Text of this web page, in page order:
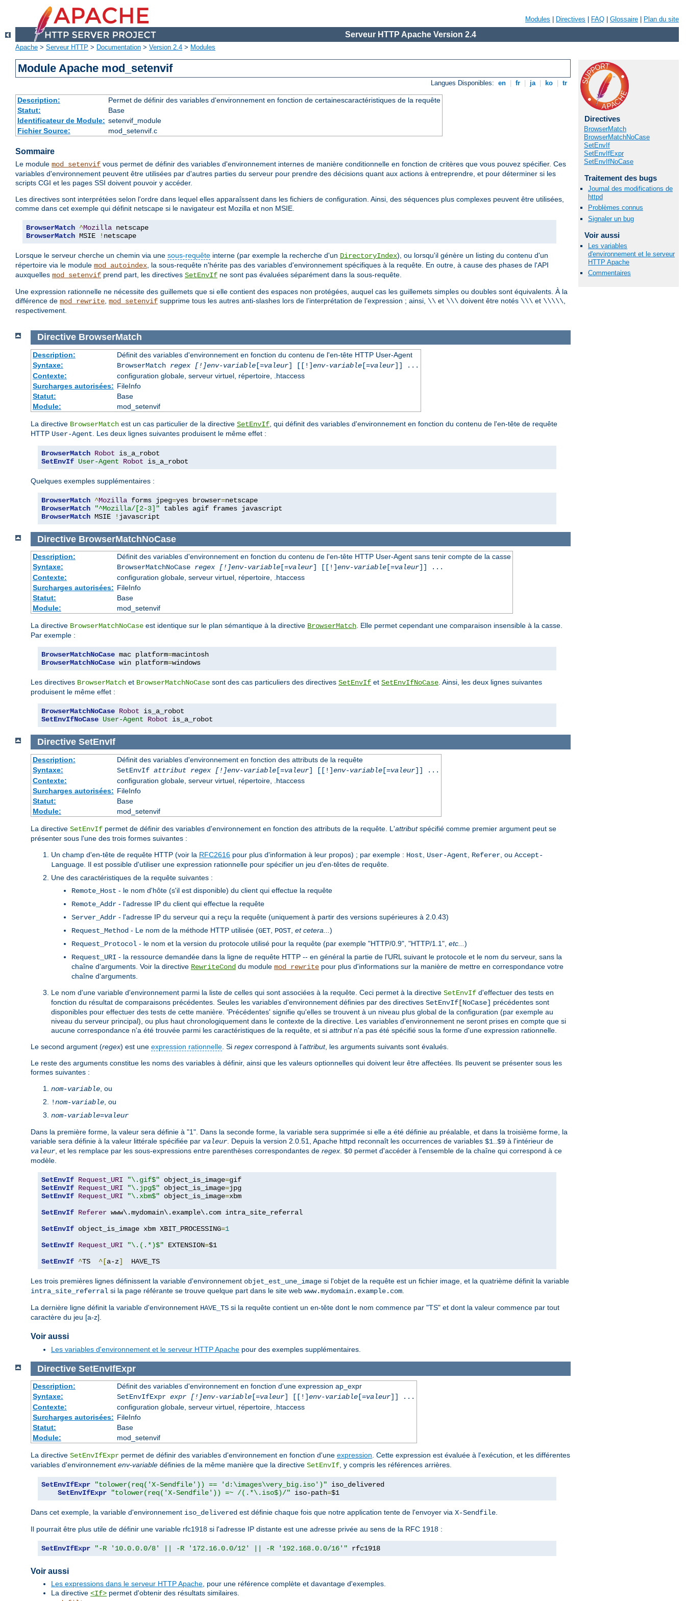
Modules Directives FAQ Glossaire Plan du site
Serveur HTTP Apache Version 2.4
Apache > Serveur HTTP > Documentation > Version 2.4 > Modules
Module Apache mod_setenvif
Langues Disponibles: en fr ja ko tr
Description:
Permet de définir des variables d'environnement en fonction de certainescaractéristiques de la requête
Statut:
Base
Identificateur de Module: setenvif_module
Fichier Source:
mod_setenvif.c
Sommaire
Le module mod_setenvif vous permet de définir des variables d'environnement internes de manière conditionnelle en fonction de critères que vous pouvez spécifier. Ces
variables d'environnement peuvent être utilisées par d'autres parties du serveur pour prendre des décisions quant aux actions à entreprendre, et pour déterminer si les
scripts CGI et les pages SSI doivent pouvoir y accéder.
Les directives sont interprétées selon l'ordre dans lequel elles apparaîssent dans les fichiers de configuration. Ainsi, des séquences plus complexes peuvent être utilisées,
comme dans cet exemple qui définit netscape si le navigateur est Mozilla et non MSIE.
BrowserMatch ^Mozilla
BrowserMatch MSIE ! netscape
Lorsque le serveur cherche un chemin via une sous-requête interne (par exemple la recherche d'un DirectoryIndex), ou lorsqu'il génère un listing du contenu d'un
répertoire via le module mod_autoindex, la sous-requête n'hérite pas des variables d'environnement spécifiques à la requête. En outre, à cause des phases de l'API
auxquelles mod_setenvif prend part, les directives SetEnvIf ne sont pas évaluées séparément dans la sous-requête.
Une expression rationnelle ne nécessite des guillemets que si elle contient des espaces non protégées, auquel cas les guillemets simples ou doubles sont équivalents. À la
différence de mod_rewrite, mod_setenvif supprime tous les autres anti-slashes lors de l’interprétation de l’expression ; ainsi, \\ et \\\ doivent être notés \\\ et \\\\\,
respectivement.
Directives
BrowserMatch
BrowserMatchNoCase
SetEnvIf
SetEnvIfExpr
SetEnvIfNoCase
Traitement des bugs
Journal des modifications de
httpd
Problèmes connus
Signaler un bug
Voir aussi
Les variables
d'environnement et le serveur
HTTP Apache
Commentaires
Directive BrowserMatch
Description:
Définit des variables d'environnement en fonction du contenu de l'en-tête HTTP User-Agent
Syntaxe:
BrowserMatch regex [!]env-variable[=valeur] [[!]env-variable[=valeur]] ...
Contexte:
configuration globale, serveur virtuel, répertoire, .htaccess
Surcharges autorisées: FileInfo
Statut:
Base
Module:
mod_setenvif
La directive BrowserMatch est un cas particulier de la directive SetEnvIf , qui définit des variables d'environnement en fonction du contenu de l'en-tête de requête
HTTP User-Agent . Les deux lignes suivantes produisent le même effet :
BrowserMatch Robot
SetEnvIf User-Agent Robot is_a_robot
Quelques exemples supplémentaires :
BrowserMatch ^Mozilla forms jpeg=yes browser=
BrowserMatch
"^Mozilla/[2-3]"
BrowserMatch MSIE ! javascript
Directive BrowserMatchNoCase
Description:
Définit des variables d'environnement en fonction du contenu de l'en-tête HTTP User-Agent sans tenir compte de la casse
Syntaxe:
BrowserMatchNoCase regex [!]env-variable[=valeur] [[!]env-variable[=valeur]] ...
Contexte:
configuration globale, serveur virtuel, répertoire, .htaccess
Surcharges autorisées: FileInfo
Statut:
Base
Module:
mod_setenvif
La directive BrowserMatchNoCase est identique sur le plan sémantique à la directive BrowserMatch. Elle permet cependant une comparaison insensible à la casse.
Par exemple :
BrowserMatchNoCase mac platform=
BrowserMatchNoCase win platform=windows
Les directives BrowserMatch et BrowserMatchNoCase sont des cas particuliers des directives SetEnvIf et SetEnvIfNoCase. Ainsi, les deux lignes suivantes
produisent le même effet :
BrowserMatchNoCase Robot
SetEnvIfNoCase User-Agent Robot is_a_robot
Directive SetEnvIf
Description:
Définit des variables d'environnement en fonction des attributs de la requête
Syntaxe:
SetEnvIf attribut regex [!]env-variable[=valeur] [[!]env-variable[=valeur]] ...
Contexte:
configuration globale, serveur virtuel, répertoire, .htaccess
Surcharges autorisées: FileInfo
Statut:
Base
Module:
mod_setenvif
La directive SetEnvIf permet de définir des variables d'environnement en fonction des attributs de la requête. L'attributspécifié comme premier argument peut se
présenter sous l'une des trois formes suivantes :
Un champ d'en-tête de requête HTTP (voir la RFC2616 pour plus d'information à leur propos) ; par exemple : Host User-Agent Referer , ou Accept-
Language . Il est possible d'utiliser une expression rationnelle pour spécifier un jeu d'en-têtes de requête.
Une des caractéristiques de la requête suivantes :
Remote_Host - le nom d'hôte (s'il est disponible) du client qui effectue la requête
Remote_Addr - l'adresse IP du client qui effectue la requête
Server_Addr - l'adresse IP du serveur qui a reçu la requête (uniquement à partir des versions supérieures à 2.0.43)
Request_Method - Le nom de la méthode HTTP utilisée (GET POST et cetera... )
Request_Protocol - le nom et la version du protocole utilisé pour la requête (par exemple "HTTP/0.9", "HTTP/1.1", etc... )
Request_URI - la ressource demandée dans la ligne de requête HTTP -- en général la partie de l'URL suivant le protocole et le nom du serveur, sans la
chaîne d'arguments. Voir la directive RewriteCond du module mod_rewrite pour plus d'informations sur la manière de mettre en correspondance votre
chaîne d'arguments.
Le nom d'une variable d'environnement parmi la liste de celles qui sont associées à la requête. Ceci permet à la directive SetEnvIf d'effectuer des tests en
fonction du résultat de comparaisons précédentes. Seules les variables d'environnement définies par des directives SetEnvIf[NoCase] précédentes sont
disponibles pour effectuer des tests de cette manière. 'Précédentes' signifie qu'elles se trouvent à un niveau plus global de la configuration (par exemple au
niveau du serveur principal), ou plus haut chronologiquement dans le contexte de la directive. Les variables d'environnement ne seront prises en compte que si
aucune correspondance n'a été trouvée parmi les caractéristiques de la requête, et si attributn'a pas été spécifié sous la forme d'une expression rationnelle.
Le second argument (regex) est une expression rationnelle . Si regex correspond à l'attribut, les arguments suivants sont évalués.
Le reste des arguments constitue les noms des variables à définir, ainsi que les valeurs optionnelles qui doivent leur être affectées. Ils peuvent se présenter sous les
formes suivantes :
nom-variable , ou
!nom-variable , ou
nom-variable=valeur
Dans la première forme, la valeur sera définie à "1". Dans la seconde forme, la variable sera supprimée si elle a été définie au préalable, et dans la troisième forme, la
variable sera définie à la valeur littérale spécifiée par valeur . Depuis la version 2.0.51, Apache httpd reconnaît les occurrences de variables $1 $9 à l'intérieur de
valeur , et les remplace par les sous-expressions entre parenthèses correspondantes de regex $0 permet d'accéder à l'ensemble de la chaîne qui correspond à ce
modèle.
SetEnvIf Request_URI "\.gif$" object_is_image=
SetEnvIf Request_URI "\.jpg$" object_is_image=
SetEnvIf Request_URI "\.xbm$" object_is_image=xbm
SetEnvIf Referer www\.mydomain\.example\.com intra_site_referral
SetEnvIf object_is_image xbm XBIT_PROCESSING=1
SetEnvIf Request_URI "\.(.*)$" EXTENSION=$1
SetEnvIf ^TS ^[a-z]
  HAVE_TS
Les trois premières lignes définissent la variable d'environnement objet_est_une_image si l'objet de la requête est un fichier image, et la quatrième définit la variable
intra_site_referral si la page référante se trouve quelque part dans le site web www.mydomain.example.com
La dernière ligne définit la variable d'environnement HAVE_TS si la requête contient un en-tête dont le nom commence par "TS" et dont la valeur commence par tout
caractère du jeu [a-z].
Voir aussi
Les variables d'environnement et le serveur HTTP Apache pour des exemples supplémentaires.
Directive SetEnvIfExpr
Description:
Définit des variables d'environnement en fonction d'une expression ap_expr
Syntaxe:
SetEnvIfExpr expr [!]env-variable[=valeur] [[!]env-variable[=valeur]] ...
Contexte:
configuration globale, serveur virtuel, répertoire, .htaccess
Surcharges autorisées: FileInfo
Statut:
Base
Module:
mod_setenvif
La directive SetEnvIfExpr permet de définir des variables d'environnement en fonction d'une expression. Cette expression est évaluée à l'exécution, et les différentes
variables d'environnement env-variable définies de la même manière que la directive SetEnvIf, y compris les références arrières.
SetEnvIfExpr "tolower(req('X-Sendfile')) == 'd:\images\very_big.iso')" iso_delivered
SetEnvIfExpr
"tolower(req('X-Sendfile')) =~ /(.*\.iso$)/" iso-path=$1
Dans cet exemple, la variable d'environnement iso_delivered est définie chaque fois que notre application tente de l'envoyer via X-Sendfile.
Il pourrait être plus utile de définir une variable rfc1918 si l'adresse IP distante est une adresse privée au sens de la RFC 1918 :
SetEnvIfExpr "-R '10.0.0.0/8' || -R '172.16.0.0/12' || -R '192.168.0.0/16'" rfc1918
Voir aussi
Les expressions dans le serveur HTTP Apache, pour une référence complète et davantage d'exemples.
La directive <If> permet d'obtenir des résultats similaires.